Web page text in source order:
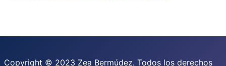
Copyright © 2023 Zea Bermúdez. Todos los derechos